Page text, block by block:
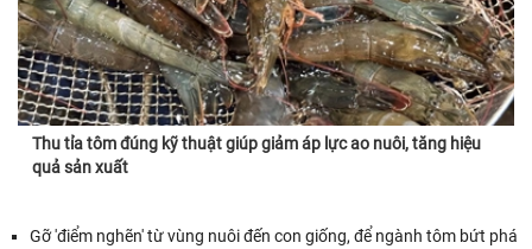
Thu tỉa tôm đúng kỹ thuật giúp giảm áp lực ao nuôi, tăng hiệu
quả sản xuất
Gỡ 'điểm nghẽn' từ vùng nuôi đến con giống, để ngành tôm bứt phá